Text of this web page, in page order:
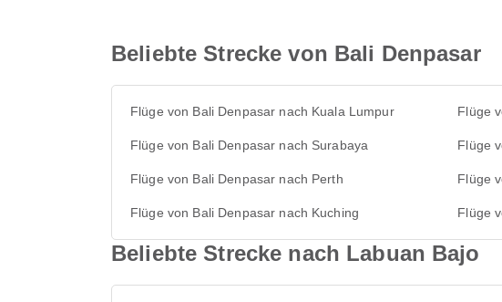
Beliebte Strecke von Bali Denpasar
Flüge von Bali Denpasar nach Kuala Lumpur Flüge
Flüge von Bali Denpasar nach Surabaya Flüge
Flüge von Bali Denpasar nach Perth Flüge
Flüge von Bali Denpasar nach Kuching Flüge
Beliebte Strecke nach Labuan Bajo